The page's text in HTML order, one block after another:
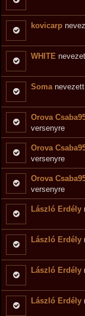
kovicarp
WHITE
Soma
Orova
versenyre
Orova
versenyre
Orova
versenyre
László Erdély
László Erdély
László Erdély
László Erdély